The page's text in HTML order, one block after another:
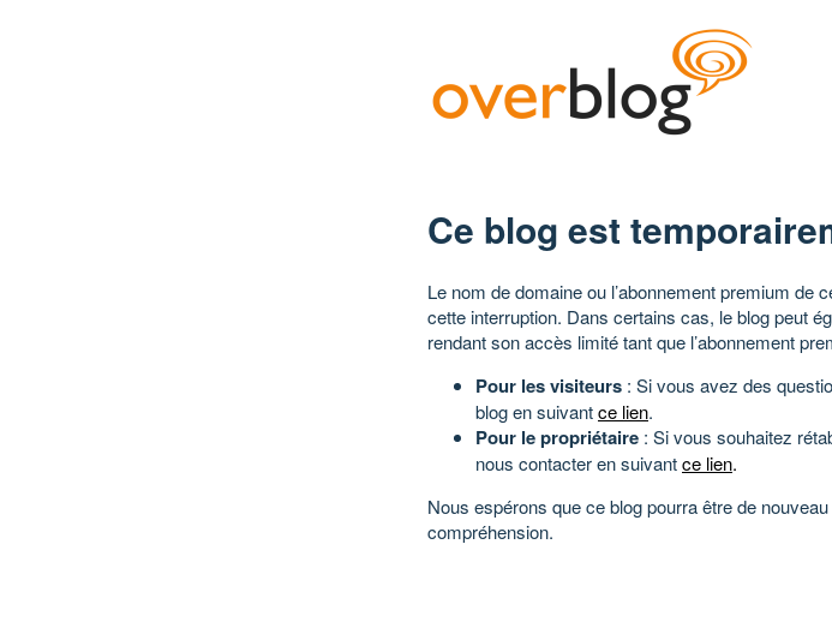
Ce blog est
Le nom de domaine ou l’abonnement premium de
cette interruption. Dans certains cas, le blog peut
rendant son accès limité tant que l’abonnement
Pour les visiteurs : Si vous avez des
blog en suivantce lien.
Pour le propriétaire : Si vous souhaitez
nous contacter en suivantce lien.
Nous espérons que ce blog pourra être de
compréhension.